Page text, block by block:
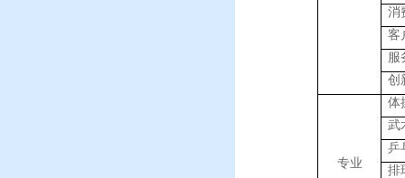
消
客
服
创
专业
体
武
乒
排